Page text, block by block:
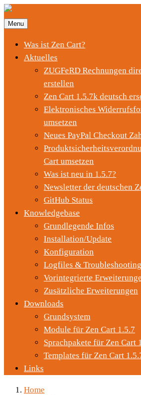
Menu
Was ist Zen Cart?
Aktuelles
ZUGFeRD Rechnungen
erstellen
Zen Cart 1.5.7k deutsch
Elektronisches
umsetzen
Neues PayPal Checkout
Cart umsetzen
Was ist neu in 1.5.7?
Newsletter der deutschen
GitHub Status
Knowledgebase
Grundlegende Infos
Installation/Update
Konfiguration
Logfiles & Troubleshooting
Vorintegrierte
Zusätzliche Erweiterungen
Downloads
Grundsystem
Module für Zen Cart 1.5.7
Sprachpakete für Zen Cart
Templates für Zen Cart
Links
Home